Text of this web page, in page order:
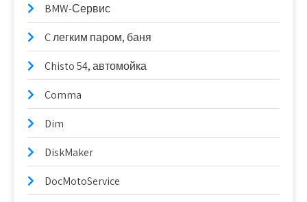
BMW-Сервис
C легким паром, баня
Chisto 54, автомойка
Comma
Dim
DiskMaker
DocMotoService